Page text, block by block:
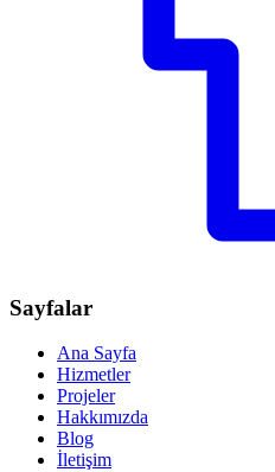
Sayfalar
Ana Sayfa
Hizmetler
Projeler
Hakkımızda
Blog
İletişim